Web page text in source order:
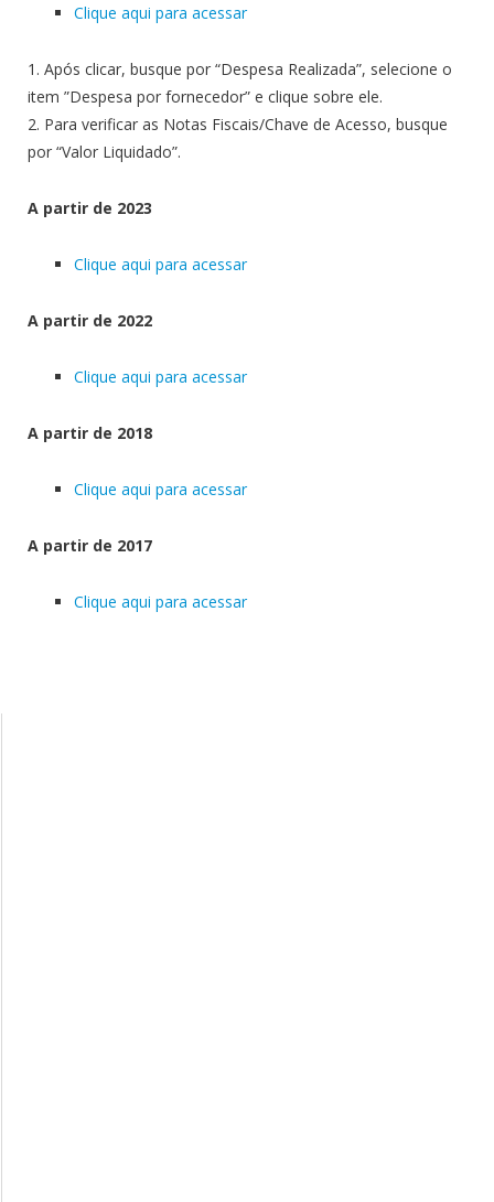
Clique aqui para acessar
1. Após clicar, busque por “Despesa Realizada”, selecione o
item ”Despesa por fornecedor” e clique sobre ele.
2. Para verificar as Notas Fiscais/Chave de Acesso, busque
por “Valor Liquidado”.
A partir de 2023
Clique aqui para acessar
A partir de 2022
Clique aqui para acessar
A partir de 2018
Clique aqui para acessar
A partir de 2017
Clique aqui para acessar